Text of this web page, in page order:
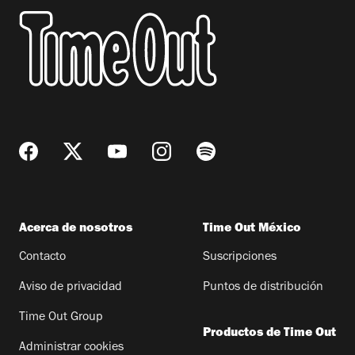
Acerca de nosotros
Contacto
Aviso de privacidad
Time Out Group
Administrar cookies
Time Out México
Suscripciones
Puntos de distribución
Productos de Time Out